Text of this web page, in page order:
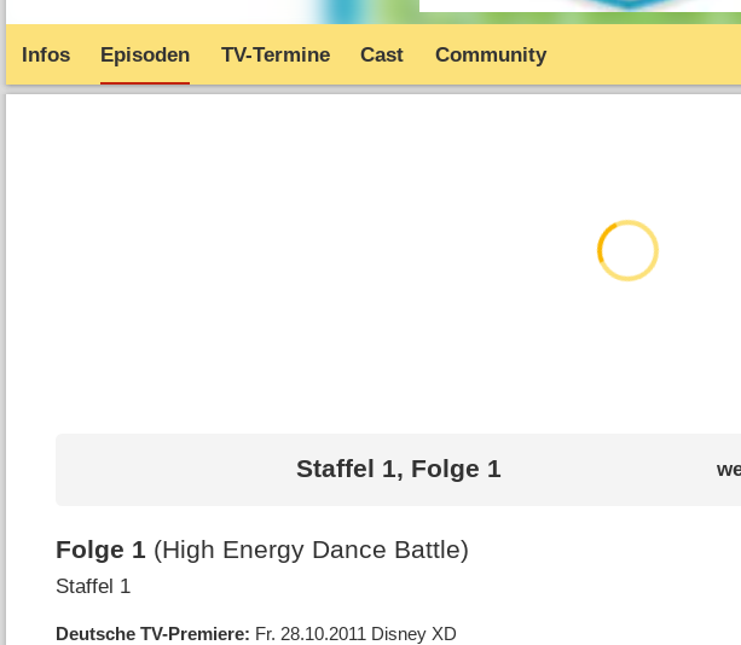
Infos Episoden TV-Termine Cast Community
Staffel 1, Folge 1
Folge 1 (High Energy Dance Battle)
Staffel 1
Deutsche TV-Premiere Fr. 28.10.2011 Disney XD